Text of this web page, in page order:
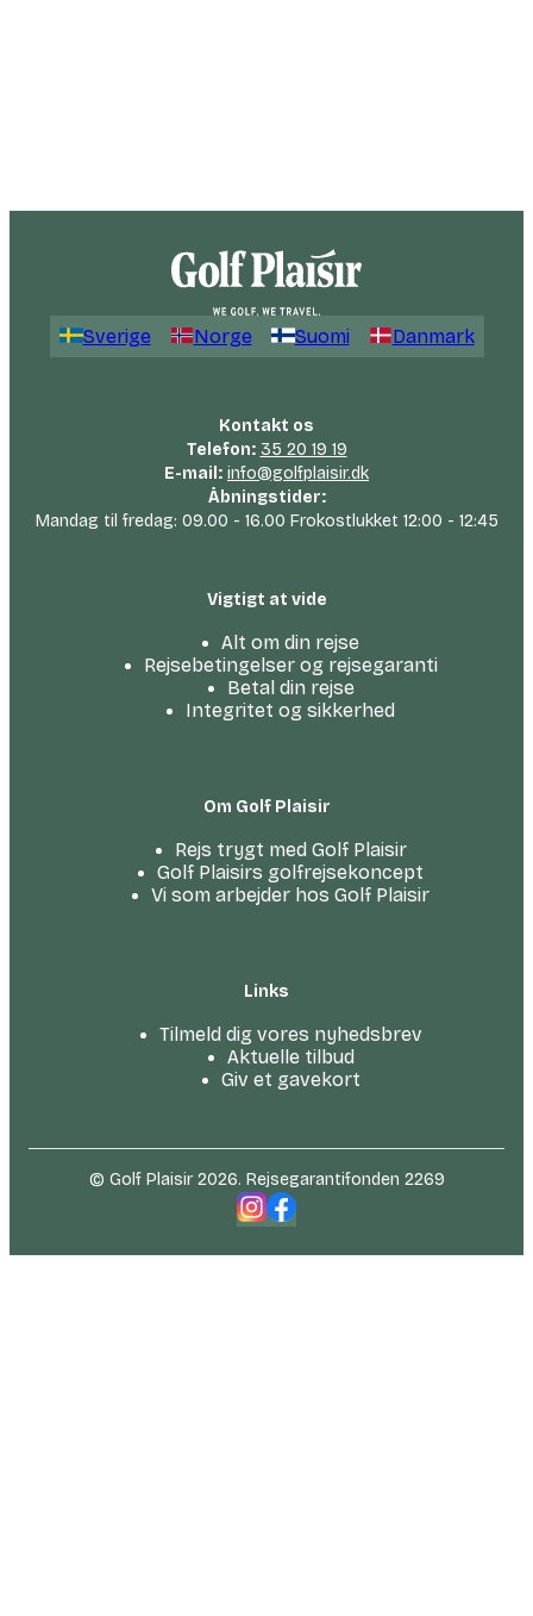
Sverige Norge Suomi Danmark
Kontakt os
Telefon: 35 20 19 19
E-mail: info@golfplaisir.dk
Åbningstider:
Mandag til fredag: 09.00 - 16.00 Frokostlukket 12:00 - 12:45
Vigtigt at vide
Alt om din rejse
Rejsebetingelser og rejsegaranti
Betal din rejse
Integritet og sikkerhed
Om Golf Plaisir
Rejs trygt med Golf Plaisir
Golf Plaisirs golfrejsekoncept
Vi som arbejder hos Golf Plaisir
Links
Tilmeld dig vores nyhedsbrev
Aktuelle tilbud
Giv et gavekort
© Golf Plaisir 2026. Rejsegarantifonden 2269